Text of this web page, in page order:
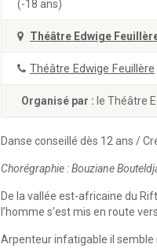
(-18 ans)
Théâtre Edwige
Théâtre Edwige Feuillère
Organisé par : le Théâtre
Danse conseillé dès 12 ans /
Chorégraphie : Bouziane
De la vallée est-africaine du
l’homme s’est mis en route
Arpenteur infatigable il semble